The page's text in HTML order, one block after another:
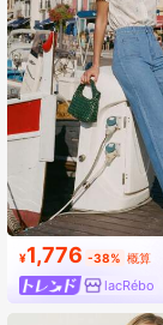
¥1,776 -38% 概算
lacRébo